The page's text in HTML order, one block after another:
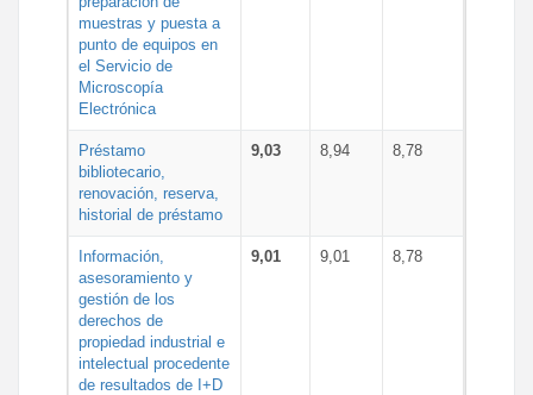
muestras y puesta a
punto de equipos en
el Servicio de
Microscopía
Electrónica
Préstamo
bibliotecario,
renovación, reserva,
historial de préstamo
9,03 8,94 8,78
Información,
asesoramiento y
gestión de los
derechos de
propiedad industrial e
intelectual procedente
de resultados de I+D
9,01 9,01 8,78